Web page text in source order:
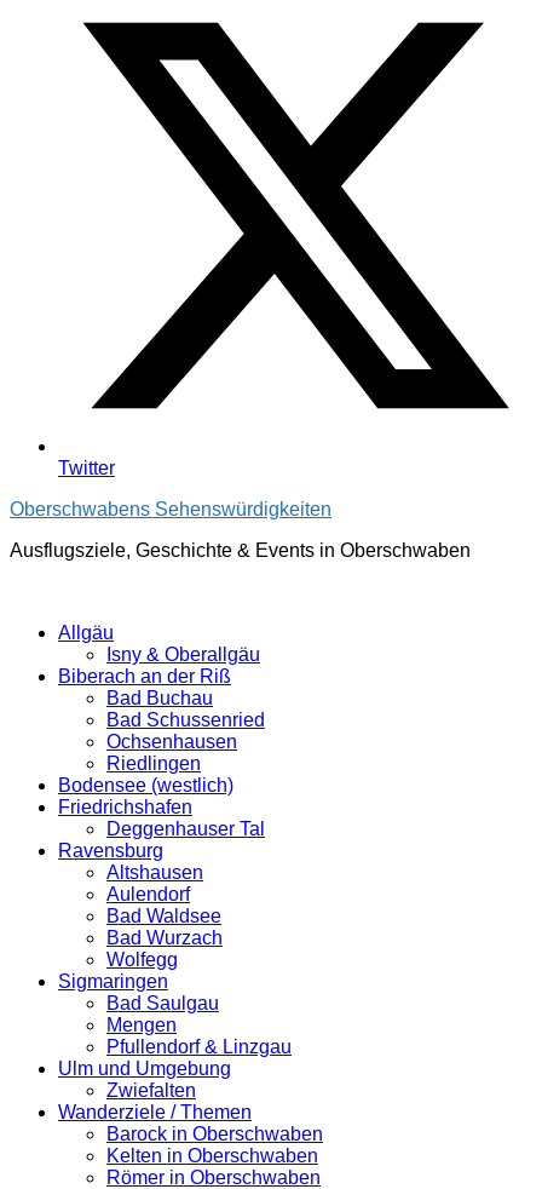
Twitter
Oberschwabens Sehenswürdigkeiten
Ausflugsziele, Geschichte & Events in Oberschwaben
Allgäu
Isny & Oberallgäu
Biberach an der Riß
Bad Buchau
Bad Schussenried
Ochsenhausen
Riedlingen
Bodensee (westlich)
Friedrichshafen
Deggenhauser Tal
Ravensburg
Altshausen
Aulendorf
Bad Waldsee
Bad Wurzach
Wolfegg
Sigmaringen
Bad Saulgau
Mengen
Pfullendorf & Linzgau
Ulm und Umgebung
Zwiefalten
Wanderziele / Themen
Barock in Oberschwaben
Kelten in Oberschwaben
Römer in Oberschwaben